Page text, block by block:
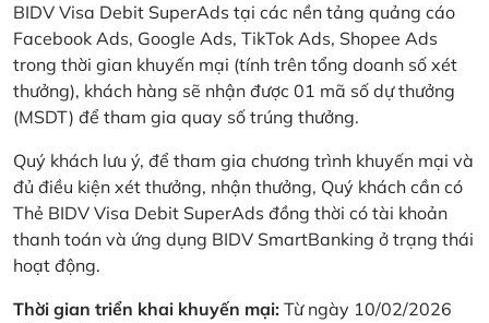
BIDV Visa Debit SuperAds tại các nền tảng quảng cáo
Facebook Ads, Google Ads, TikTok Ads, Shopee Ads
trong thời gian khuyến mại (tính trên tổng doanh số xét
thưởng), khách hàng sẽ nhận được 01 mã số dự thưởng
(MSDT) để tham gia quay số trúng thưởng.
Quý khách lưu ý, để tham gia chương trình khuyến mại và
đủ điều kiện xét thưởng, nhận thưởng, Quý khách cần có
Thẻ BIDV Visa Debit SuperAds đồng thời có tài khoản
thanh toán và ứng dụng BIDV SmartBanking ở trạng thái
hoạt động.
Thời gian triển khai khuyến mại: Từ ngày 10/02/2026